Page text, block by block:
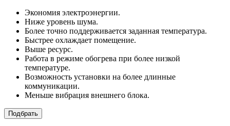
Экономия электроэнергии.
Ниже уровень шума.
Более точно поддерживается заданная температура.
Быстрее охлаждает помещение.
Выше ресурс.
Работа в режиме обогрева при более низкой
температуре.
Возможность установки на более длинные
коммуникации.
Меньше вибрация внешнего блока.
Подбрать